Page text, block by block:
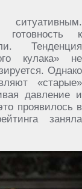
готовность к
Тенденция
кулака» не
Однако
«старые»
давление и
проявилось в
заняла